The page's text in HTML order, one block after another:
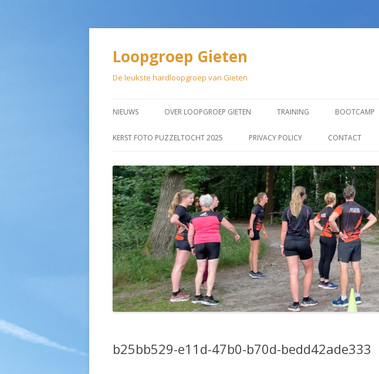
Loopgroep Gieten
De leukste hardloopgroep van Gieten
NIEUWS OVER LOOPGROEP GIETEN
LIDMAATSCHAP
TRAINING
TRAINING VOOR BEGINNERS
BOOTCAMP
KERST FOTO PUZZELTOCHT 2025 PRIVACY POLICY CONTACT
b25bb529-e11d-47b0-b70d-bedd42ade333